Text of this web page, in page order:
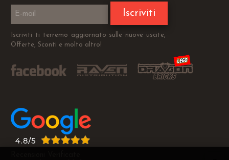
Iscriviti
Iscriviti ti terremo aggiornato sulle nuove uscite,
Offerte, Sconti e molto altro!